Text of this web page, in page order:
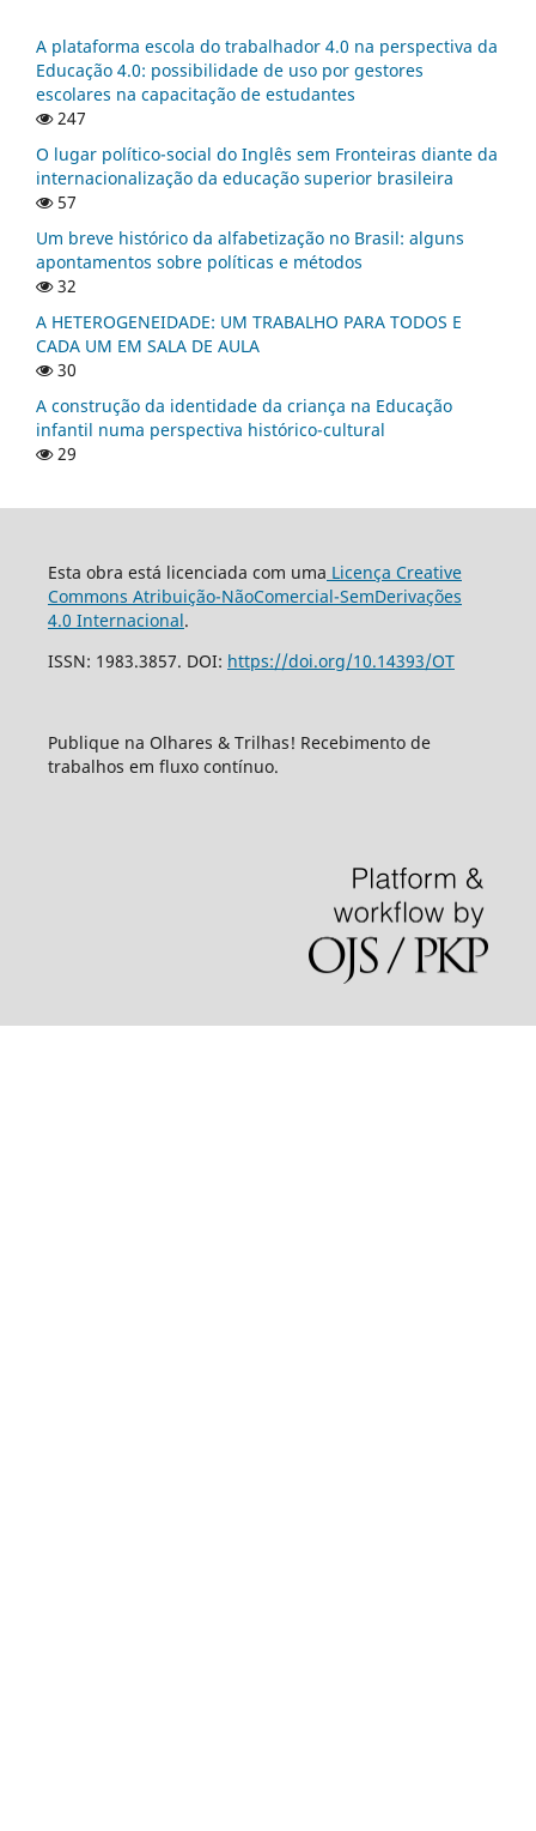
A plataforma escola do trabalhador 4.0 na perspectiva da
Educação 4.0: possibilidade de uso por gestores
escolares na capacitação de estudantes
247
O lugar político-social do Inglês sem Fronteiras diante da
internacionalização da educação superior brasileira
57
Um breve histórico da alfabetização no Brasil: alguns
apontamentos sobre políticas e métodos
32
A HETEROGENEIDADE: UM TRABALHO PARA TODOS E
CADA UM EM SALA DE AULA
30
A construção da identidade da criança na Educação
infantil numa perspectiva histórico-cultural
29
Esta obra está licenciada com uma Licença Creative
Commons Atribuição-NãoComercial-SemDerivações
4.0 Internacional.
ISSN: 1983.3857. DOI: https://doi.org/10.14393/OT
Publique na Olhares & Trilhas! Recebimento de
trabalhos em fluxo contínuo.